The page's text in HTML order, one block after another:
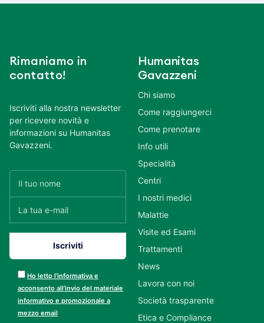
Rimaniamo in
contatto!
Iscriviti alla nostra newsletter
per ricevere novità e
informazioni su Humanitas
Gavazzeni.
Ho letto l’informativa e
acconsento all’invio del materiale
informativo e promozionale a
mezzo email
Humanitas
Gavazzeni
Chi siamo
Come raggiungerci
Come prenotare
Info utili
Specialità
Centri
I nostri medici
Malattie
Visite ed Esami
Trattamenti
News
Lavora con noi
Società trasparente
Etica e Compliance